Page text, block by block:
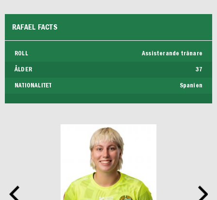
RAFAEL FACTS
ROLL Assisterande tränare
ÅLDER 37
NATIONALITET Spanien